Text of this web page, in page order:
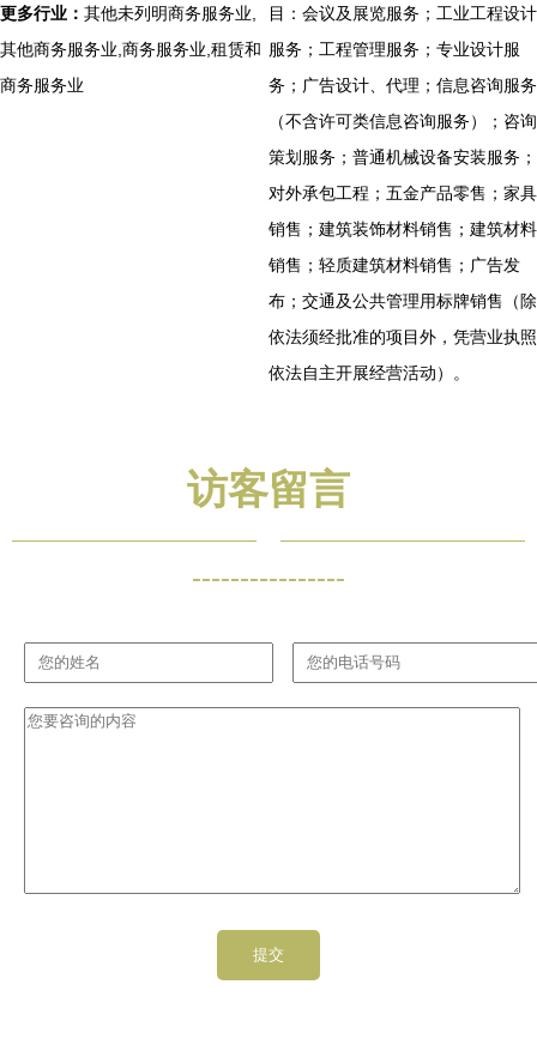
更多行业： 其他未列明商务服务业,
其他商务服务业,商务服务业,租赁和
商务服务业
目：会议及展览服务；工业工程设计
服务；工程管理服务；专业设计服
务；广告设计、代理；信息咨询服务
（不含许可类信息咨询服务）；咨询
策划服务；普通机械设备安装服务；
对外承包工程；五金产品零售；家具
销售；建筑装饰材料销售；建筑材料
销售；轻质建筑材料销售；广告发
布；交通及公共管理用标牌销售（除
依法须经批准的项目外，凭营业执照
依法自主开展经营活动）。
访客留言
----------------